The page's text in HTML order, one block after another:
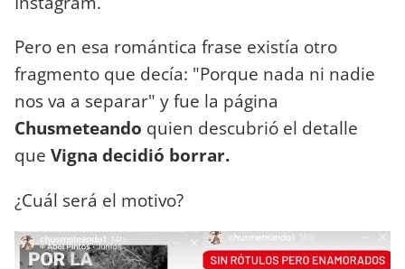
Pero en esa romántica frase existía otro
fragmento que decía: "Porque nada ni nadie
nos va a separar" y fue la página
Chusmeteando quien descubrió el detalle
que Vigna decidió borrar.
¿Cuál será el motivo?